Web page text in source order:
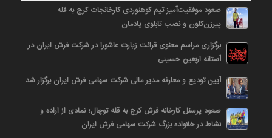
صعود موفقیت‌آمیز تیم کوهنوردی کارخانجات کرج به قله
پیرزن‌کلون و نصب تابلوی یادمان
برگزاری مراسم معنوی قرائت زیارت عاشورا در شرکت فرش ایران در
آستانه اربعین حسینی
آیین تودیع و معارفه مدیر مالی شرکت سهامی فرش ایران برگزار شد
صعود پرسنل کارخانه فرش کرج به قله توچال؛ نمادی از اراده و
نشاط در خانواده بزرگ شرکت سهامی فرش ایران